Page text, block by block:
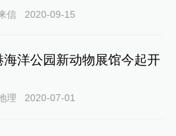
信 2020-09-15
海洋公园新动物展馆今起开
理 2020-07-01